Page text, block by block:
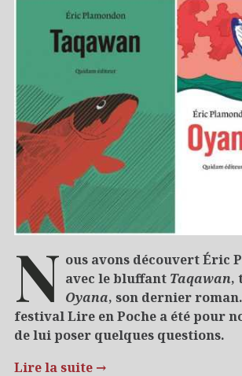
N ous avons découvert Éric
avec le bluffant Taqawan,
Oyana, son dernier
festival Lire en Poche a été pour
de lui poser quelques questions.
Lire la suite →